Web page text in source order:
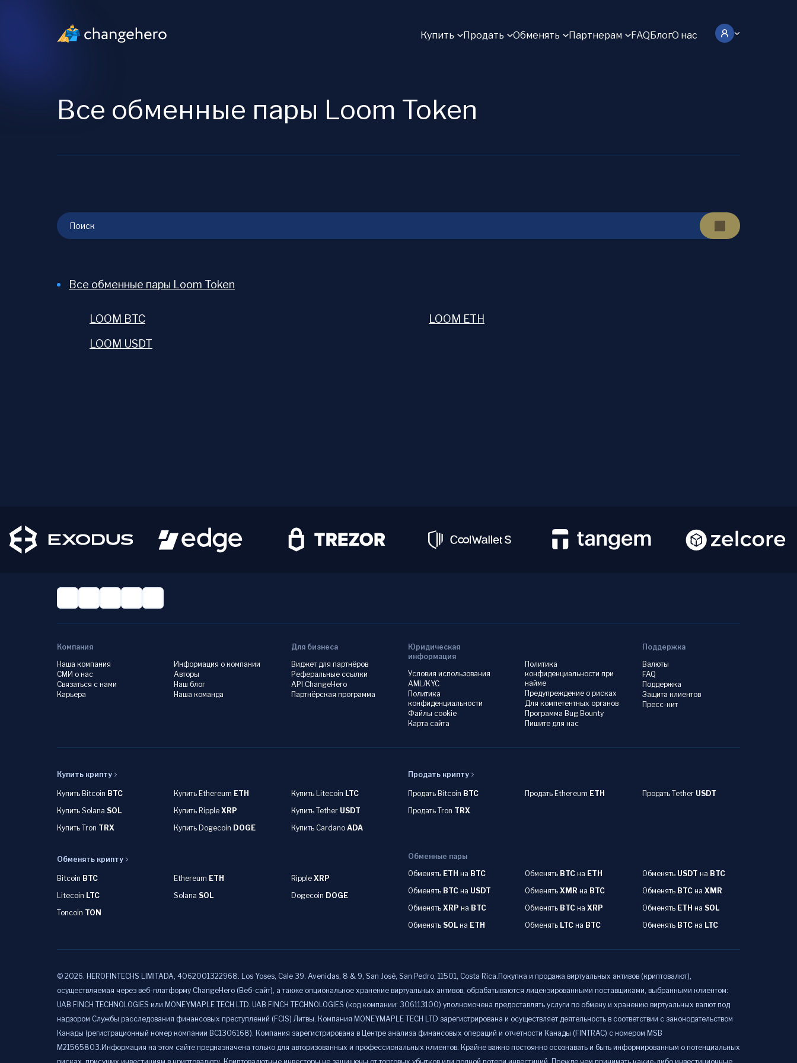
Купить Продать Обменять Партнерам FAQБлогО нас
Все обменные пары Loom Token
Все обменные пары Loom Token
LOOM BTC
LOOM ETH
LOOM USDT
Компания
Наша компания
СМИ о нас
Связаться с нами
Карьера
Информация о компании
Авторы
Наш блог
Наша команда
Для бизнеса
Виджет для партнёров
Реферальные ссылки
API ChangeHero
Партнёрская программа
Юридическая
информация
Условия использования
AML/KYC
Политика
конфиденциальности
Файлы cookie
Карта сайта
Политика
конфиденциальности при
найме
Предупреждение о рисках
Для компетентных органов
Программа Bug Bounty
Пишите для нас
Поддержка
Валюты
FAQ
Поддержка
Защита клиентов
Пресс-кит
Купить крипту
Купить Bitcoin BTC Купить Ethereum ETH Купить Litecoin LTC
Купить Solana SOL Купить RippleXRP Купить Tether USDT
Купить Tron TRX Купить Dogecoin DOGE Купить Cardano ADA
Продать крипту
Продать Bitcoin BTC Продать Ethereum ETH Продать Tether USDT
Продать Tron TRX
Обменять крипту
Bitcoin BTC Ethereum ETH Ripple XRP
Litecoin LTC SolanaSOL Dogecoin DOGE
Toncoin TON
Обменные пары
Обменять ETH на BTC Обменять BTC на ETH Обменять USDT на BTC
Обменять BTC на USDT ОбменятьXMR на BTC Обменять BTCна XMR
Обменять XRP на BTC Обменять BTC наXRP Обменять ETH на SOL
Обменять SOL на ETH Обменять LTC на BTC Обменять BTCна LTC
© 2026. HEROFINTECHS LIMITADA, 4062001322968. Los Yoses, Cale 39. Avenidas, 8 & 9, San José, San Pedro, 11501, Costa Rica.Покупка и продажа виртуальных активов (криптовалют),
осуществляемая через веб-платформу ChangeHero (Веб-сайт), а также опциональное хранение виртуальных активов, обрабатываются лицензированными поставщиками, выбранными клиентом:
UAB FINCH TECHNOLOGIES или MONEYMAPLE TECH LTD. UAB FINCH TECHNOLOGIES (код компании: 306113100) уполномочена предоставлять услуги по обмену и хранению виртуальных валют под
надзором Службы расследования финансовых преступлений (FCIS) Литвы. Компания MONEYMAPLE TECH LTD зарегистрирована и осуществляет деятельность в соответствии с законодательством
Канады (регистрационный номер компании BC1306168). Компания зарегистрирована в Центре анализа финансовых операций и отчетности Канады (FINTRAC) с номером MSB
M21565803.Информация на этом сайте предназначена только для авторизованных и профессиональных клиентов. Крайне важно постоянно осознавать и быть информированным о потенциальных